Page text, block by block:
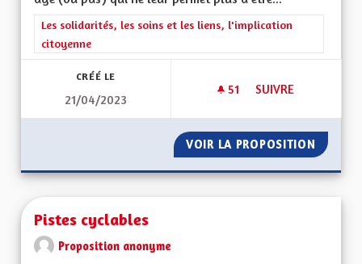
Filtrer les résultats de la catégorie : Les solidarités, les soins
Les solidarités, les soins et les liens, l'implication
citoyenne
CRÉÉ LE
21/04/2023
51 51 ABONNÉS
SUIVRE
VOIR LA PROPOSITION PRISE
Pistes cyclables
Proposition anonyme